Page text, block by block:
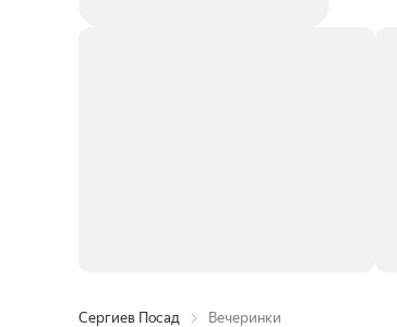
Сергиев Посад Вечеринки